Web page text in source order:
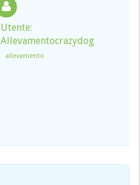
Utente:
Allevamentocrazydog
allevamento